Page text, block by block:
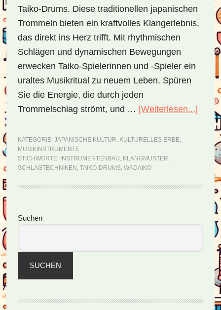
Taiko-Drums. Diese traditionellen japanischen
Trommeln bieten ein kraftvolles Klangerlebnis,
das direkt ins Herz trifft. Mit rhythmischen
Schlägen und dynamischen Bewegungen
erwecken Taiko-Spielerinnen und -Spieler ein
uraltes Musikritual zu neuem Leben. Spüren
Sie die Energie, die durch jeden
Trommelschlag strömt, und … [Weiterlesen...]
KATEGORIE: JAPANISCHE KULTUR, KULTURELLES ERBE,
MUSIKINSTRUMENTE
STICHWORTE:
INSTRUMENTENBAU, KLANGMUSTER,
SCHLAGTECHNIKEN , TAIKO-DRUMS, WADAIKO
Seitenspalte
Suchen
SUCHEN